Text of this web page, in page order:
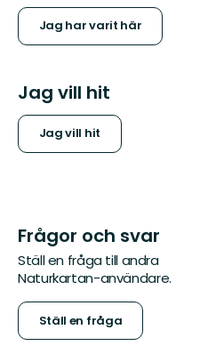
Jag har varit här
Jag vill hit
Jag vill hit
Frågor och svar
Ställ en fråga till andra
Naturkartan-användare.
Ställ en fråga